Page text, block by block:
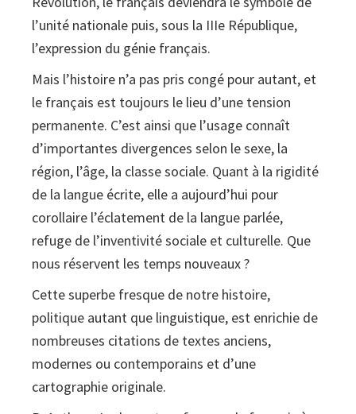
l’unité nationale puis, sous la IIIe République,
l’expression du génie français.
Mais l’histoire n’a pas pris congé pour autant, et
le français est toujours le lieu d’une tension
permanente. C’est ainsi que l’usage connaît
d’importantes divergences selon le sexe, la
région, l’âge, la classe sociale. Quant à la rigidité
de la langue écrite, elle a aujourd’hui pour
corollaire l’éclatement de la langue parlée,
refuge de l’inventivité sociale et culturelle. Que
nous réservent les temps nouveaux ?
Cette superbe fresque de notre histoire,
politique autant que linguistique, est enrichie de
nombreuses citations de textes anciens,
modernes ou contemporains et d’une
cartographie originale.